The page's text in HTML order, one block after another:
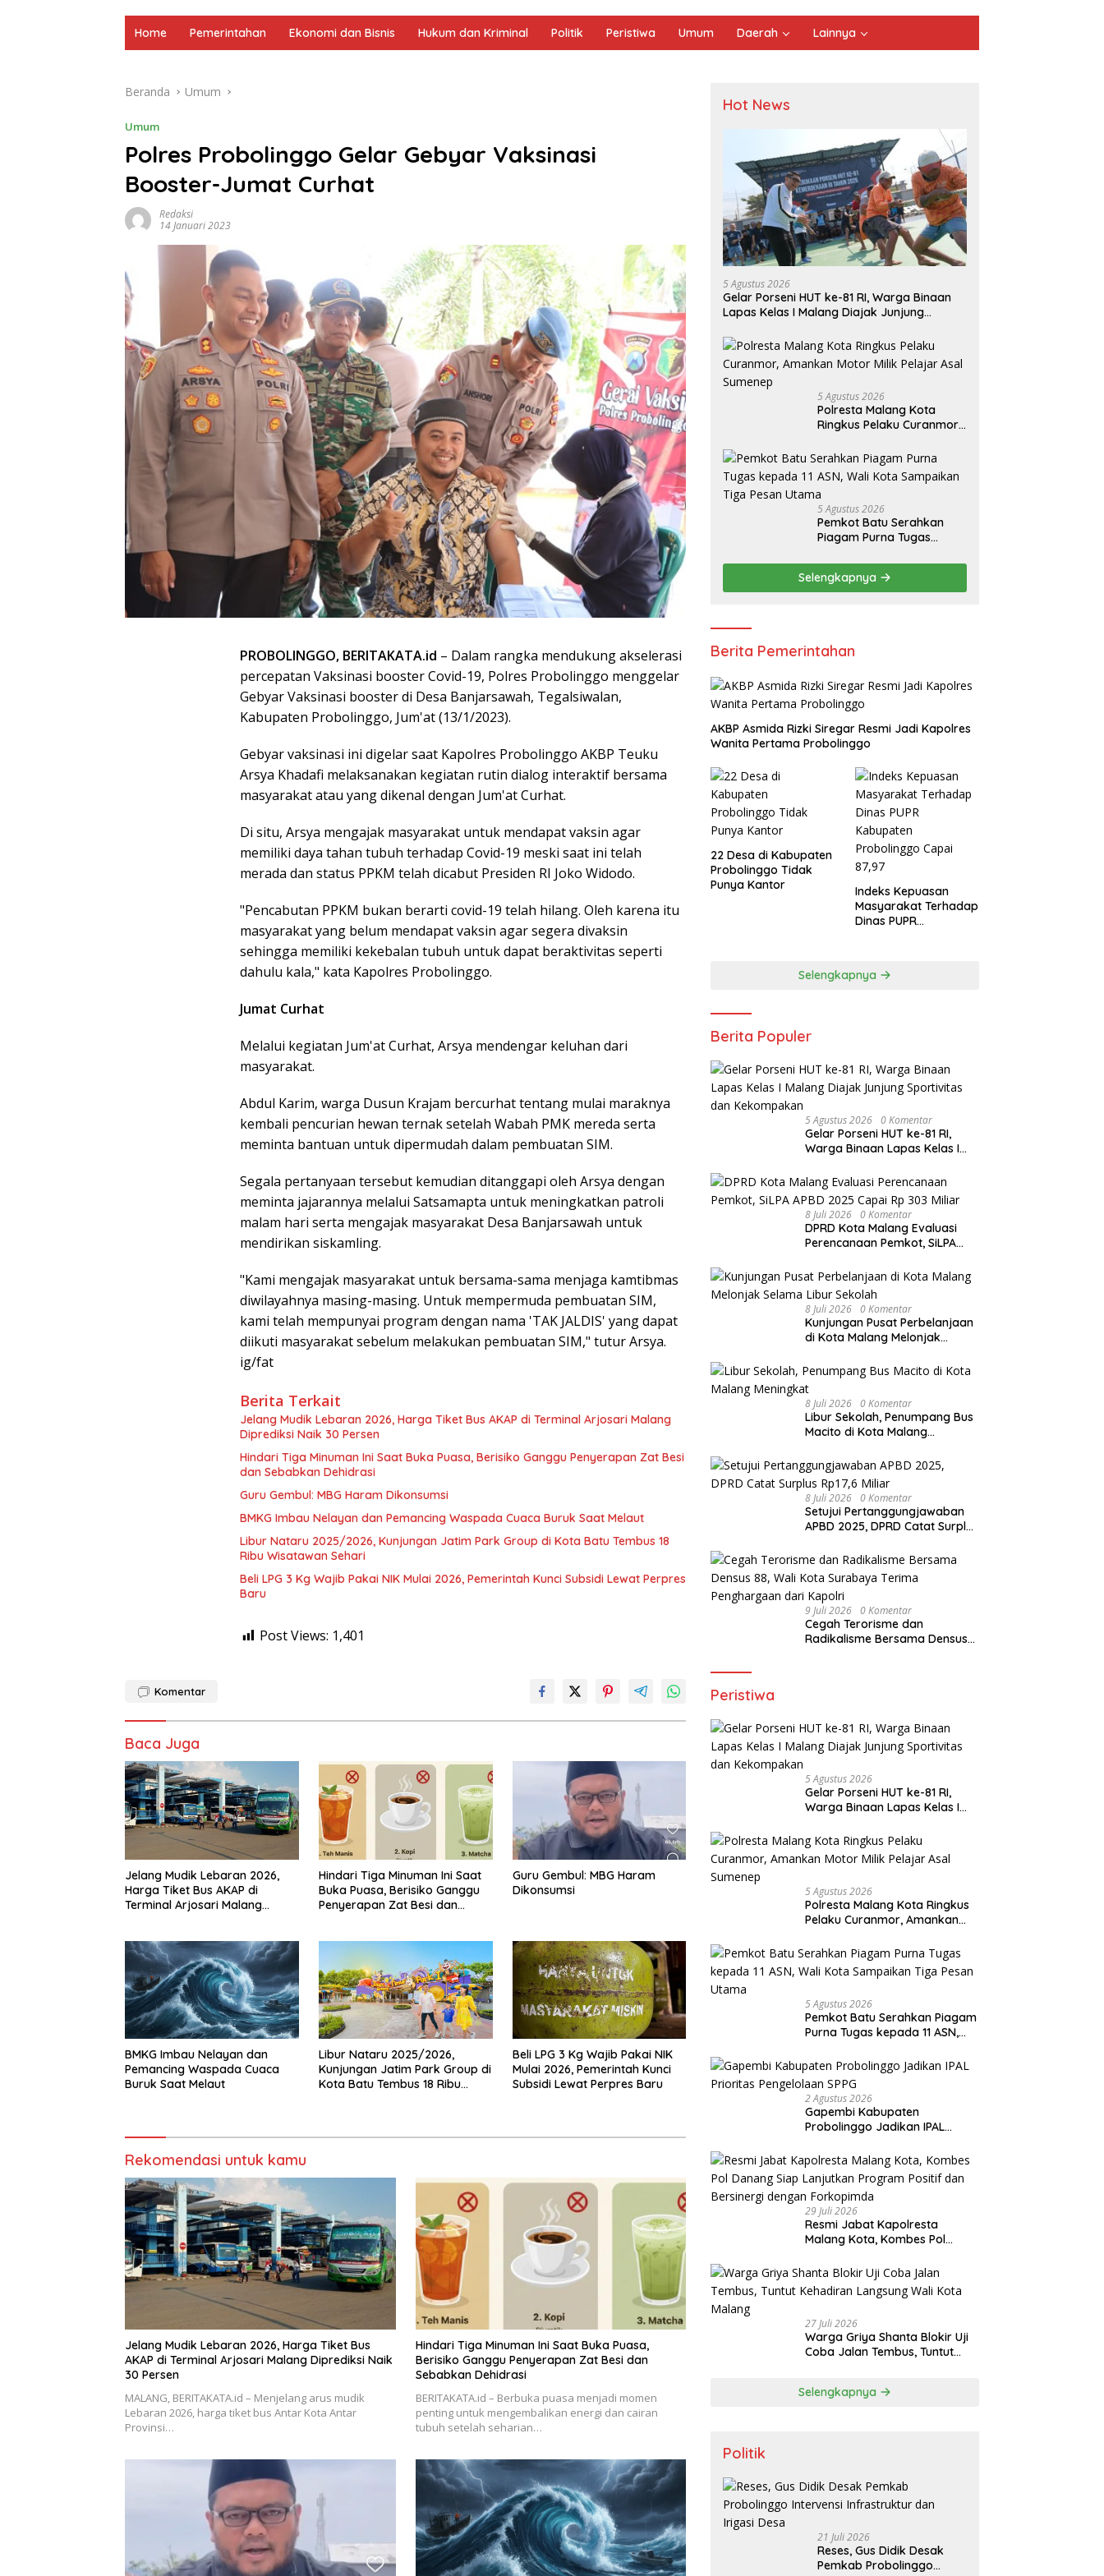
Home Pemerintahan Ekonomi dan Bisnis Hukum dan Kriminal Politik Peristiwa Umum Daerah Lainnya
Beranda Umum
Umum
Polres Probolinggo Gelar Gebyar Vaksinasi
Booster-Jumat Curhat
Redaksi
14 Januari 2023
PROBOLINGGO, BERITAKATA.id – Dalam rangka mendukung akselerasi
percepatan Vaksinasi booster Covid-19, Polres Probolinggo menggelar
Gebyar Vaksinasi booster di Desa Banjarsawah, Tegalsiwalan,
Kabupaten Probolinggo, Jum'at (13/1/2023).
Gebyar vaksinasi ini digelar saat Kapolres Probolinggo AKBP Teuku
Arsya Khadafi melaksanakan kegiatan rutin dialog interaktif bersama
masyarakat atau yang dikenal dengan Jum'at Curhat.
Di situ, Arsya mengajak masyarakat untuk mendapat vaksin agar
memiliki daya tahan tubuh terhadap Covid-19 meski saat ini telah
merada dan status PPKM telah dicabut Presiden RI Joko Widodo.
"Pencabutan PPKM bukan berarti covid-19 telah hilang. Oleh karena itu
masyarakat yang belum mendapat vaksin agar segera divaksin
sehingga memiliki kekebalan tubuh untuk dapat beraktivitas seperti
dahulu kala," kata Kapolres Probolinggo.
Jumat Curhat
Melalui kegiatan Jum'at Curhat, Arsya mendengar keluhan dari
masyarakat.
Abdul Karim, warga Dusun Krajam bercurhat tentang mulai maraknya
kembali pencurian hewan ternak setelah Wabah PMK mereda serta
meminta bantuan untuk dipermudah dalam pembuatan SIM.
Segala pertanyaan tersebut kemudian ditanggapi oleh Arsya dengan
meminta jajarannya melalui Satsamapta untuk meningkatkan patroli
malam hari serta mengajak masyarakat Desa Banjarsawah untuk
mendirikan siskamling.
"Kami mengajak masyarakat untuk bersama-sama menjaga kamtibmas
diwilayahnya masing-masing. Untuk mempermuda pembuatan SIM,
kami telah mempunyai program dengan nama 'TAK JALDIS' yang dapat
diikuti masyarakat sebelum melakukan pembuatan SIM," tutur Arsya.
ig/fat
Berita Terkait
Jelang Mudik Lebaran 2026, Harga Tiket Bus AKAP di Terminal Arjosari Malang
Diprediksi Naik 30 Persen
Hindari Tiga Minuman Ini Saat Buka Puasa, Berisiko Ganggu Penyerapan Zat Besi
dan Sebabkan Dehidrasi
Guru Gembul: MBG Haram Dikonsumsi
BMKG Imbau Nelayan dan Pemancing Waspada Cuaca Buruk Saat Melaut
Libur Nataru 2025/2026, Kunjungan Jatim Park Group di Kota Batu Tembus 18
Ribu Wisatawan Sehari
Beli LPG 3 Kg Wajib Pakai NIK Mulai 2026, Pemerintah Kunci Subsidi Lewat Perpres
Baru
Post Views: 1,401
Komentar
Baca Juga
Jelang Mudik Lebaran 2026,
Harga Tiket Bus AKAP di
Terminal Arjosari Malang
Hindari Tiga Minuman Ini Saat
Buka Puasa, Berisiko Ganggu
Penyerapan Zat Besi dan
Guru Gembul: MBG Haram
Dikonsumsi
BMKG Imbau Nelayan dan
Pemancing Waspada Cuaca
Buruk Saat Melaut
Libur Nataru 2025/2026,
Kunjungan Jatim Park Group di
Kota Batu Tembus 18 Ribu
Beli LPG 3 Kg Wajib Pakai NIK
Mulai 2026, Pemerintah Kunci
Subsidi Lewat Perpres Baru
Rekomendasi untuk kamu
Jelang Mudik Lebaran 2026, Harga Tiket Bus
AKAP di Terminal Arjosari Malang Diprediksi Naik
30 Persen
MALANG, BERITAKATA.id – Menjelang arus mudik
Lebaran 2026, harga tiket bus Antar Kota Antar
Provinsi…
Hindari Tiga Minuman Ini Saat Buka Puasa,
Berisiko Ganggu Penyerapan Zat Besi dan
Sebabkan Dehidrasi
BERITAKATA.id – Berbuka puasa menjadi momen
penting untuk mengembalikan energi dan cairan
tubuh setelah seharian…
Hot News
5 Agustus 2026
Gelar Porseni HUT ke-81 RI, Warga Binaan
Lapas Kelas I Malang Diajak Junjung
5 Agustus 2026
Polresta Malang Kota
Ringkus Pelaku Curanmor,
Pelajar Asal Sumenep
5 Agustus 2026
Pemkot Batu Serahkan
Piagam Purna Tugas
Sampaikan Tiga Pesan
Utama
Selengkapnya
Berita Pemerintahan
AKBP Asmida Rizki Siregar Resmi Jadi Kapolres
Wanita Pertama Probolinggo
22 Desa di Kabupaten
Probolinggo Tidak
Punya Kantor
Indeks Kepuasan
Masyarakat Terhadap
Dinas PUPR
Selengkapnya
Berita Populer
5 Agustus 2026 0 Komentar
Gelar Porseni HUT ke-81 RI,
Warga Binaan Lapas Kelas I
Sportivitas dan Kekompakan
8 Juli 2026 0 Komentar
DPRD Kota Malang Evaluasi
Perencanaan Pemkot, SiLPA
8 Juli 2026 0 Komentar
Kunjungan Pusat Perbelanjaan
di Kota Malang Melonjak
8 Juli 2026 0 Komentar
Libur Sekolah, Penumpang Bus
Macito di Kota Malang
8 Juli 2026 0 Komentar
Setujui Pertanggungjawaban
APBD 2025, DPRD Catat Surplus
9 Juli 2026 0 Komentar
Cegah Terorisme dan
Radikalisme Bersama Densus
Peristiwa
5 Agustus 2026
Gelar Porseni HUT ke-81 RI,
Warga Binaan Lapas Kelas I
Sportivitas dan Kekompakan
5 Agustus 2026
Polresta Malang Kota Ringkus
Pelaku Curanmor, Amankan
Sumenep
5 Agustus 2026
Pemkot Batu Serahkan Piagam
Purna Tugas kepada 11 ASN,
Pesan Utama
2 Agustus 2026
Gapembi Kabupaten
Probolinggo Jadikan IPAL
29 Juli 2026
Resmi Jabat Kapolresta
Malang Kota, Kombes Pol
Program Positif dan Bersinergi
dengan Forkopimda
27 Juli 2026
Warga Griya Shanta Blokir Uji
Coba Jalan Tembus, Tuntut
Selengkapnya
Politik
21 Juli 2026
Reses, Gus Didik Desak
Pemkab Probolinggo